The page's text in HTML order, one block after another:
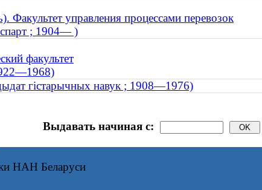
Факультет управления процессами перевозок
; 1904— )
факультет
гістарычных навук ; 1908—1976)
Выдавать начиная с:
НАН Беларуси